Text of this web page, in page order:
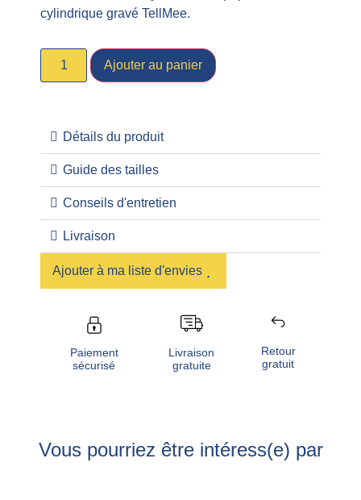
cylindrique gravé TellMee.
Ajouter au panier
Détails du produit
Guide des tailles
Conseils d'entretien
Livraison
Ajouter à ma liste d'envies
Paiement
sécurisé
Livraison
gratuite
Retour
gratuit
Vous pourriez être intéress(e) par